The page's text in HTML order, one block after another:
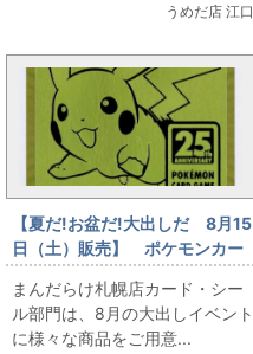
うめだ店 江口
【夏だ!お盆だ!大出しだ 8月15
日（土）販売】 ポケモンカー
ド ゴールデンなピカチュウ登
場
まんだらけ札幌店カード・シー
ル部門は、8月の大出しイベント
に様々な商品をご用意...